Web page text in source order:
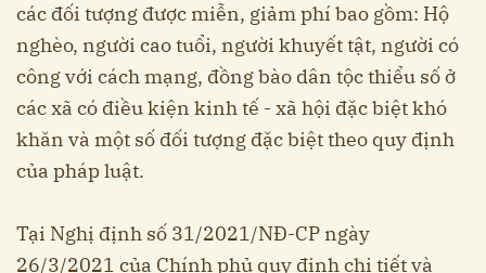
các đối tượng được miễn, giảm phí bao gồm: Hộ
nghèo, người cao tuổi, người khuyết tật, người có
công với cách mạng, đồng bào dân tộc thiểu số ở
các xã có điều kiện kinh tế - xã hội đặc biệt khó
khăn và một số đối tượng đặc biệt theo quy định
của pháp luật.
Tại Nghị định số 31/2021/NĐ-CP ngày
26/3/2021 của Chính phủ quy định chi tiết và